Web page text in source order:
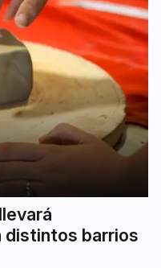
distintos barrios